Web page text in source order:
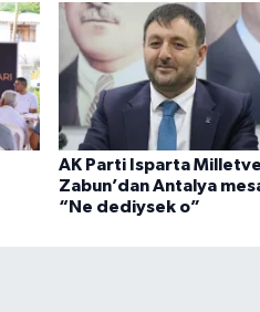
AK Parti Isparta
Zabun’dan Antalya
“Ne dediysek o”